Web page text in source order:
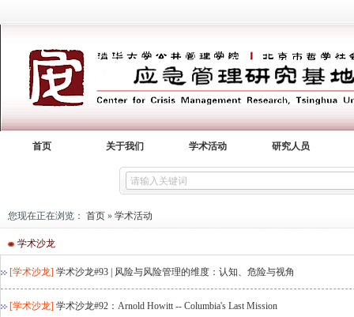
首页 关于我们 学术活动 研究人员
您现在正在浏览： 首页 » 学术活动
学术沙龙
[学术沙龙] 学术沙龙#93 | 风险与风险管理的维度：认知、危险与视角
[学术沙龙] 学术沙龙#92：Arnold Howitt -- Columbia's Last Mission